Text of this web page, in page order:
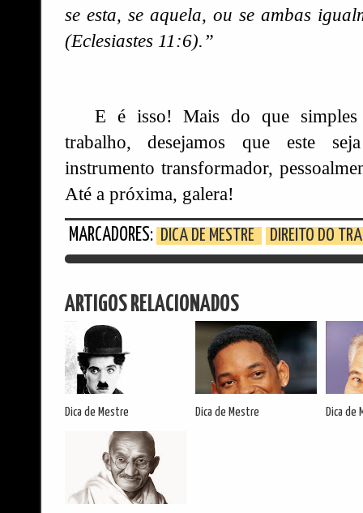
se esta, se aquela, ou se ambas
(Eclesiastes 11:6).”
E é isso! Mais do que simples
trabalho, desejamos que este
instrumento transformador,
Até a próxima, galera!
MARCADORES: DICA DE MESTRE DIREITO DO
ARTIGOS RELACIONADOS
Dica de Mestre Dica de Mestre Dica de